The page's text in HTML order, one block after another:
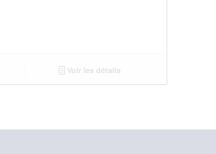
Voir les détails